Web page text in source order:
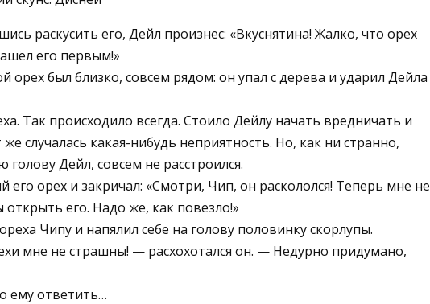
раскусить его, Дейл произнес: «Вкуснятина! Жалко, что орех
его первым!»
орех был близко, совсем рядом: он упал с дерева и ударил Дейла
Так происходило всегда. Стоило Дейлу начать вредничать и
же случалась какая-нибудь неприятность. Но, как ни странно,
Дейл, совсем не расстроился.
его орех и закричал: «Смотри, Чип, он раскололся! Теперь мне не
открыть его. Надо же, как повезло!»
Чипу и напялил себе на голову половинку скорлупы.
мне не страшны! — расхохотался он. — Недурно придумано,
ему ответить…